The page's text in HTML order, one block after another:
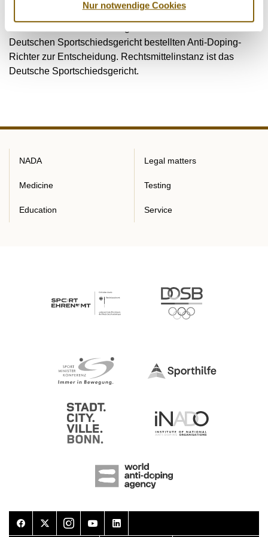
Nur notwendige Cookies
und die betroffenen Spielerinnen und Spieler anhört. Den
Deutschen Sportschiedsgericht bestellten Anti-Doping-
Richter zur Entscheidung. Rechtsmittelinstanz ist das
Deutsche Sportschiedsgericht.
NADA Legal matters
Medicine Testing
Education Service
FacebookTwitterInstagramYoutubeLinkedIn